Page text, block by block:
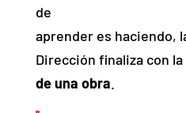
de
aprender es haciendo,
Dirección finaliza con la
de una obra.